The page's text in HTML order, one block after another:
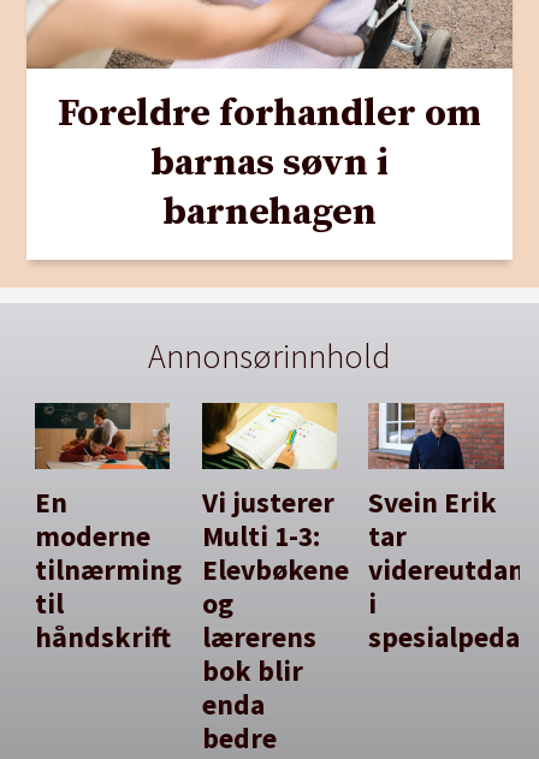
Foreldre forhandler om
barnas søvn i
barnehagen
Annonsørinnhold
En
moderne
tilnærming
til
håndskrift
Vi justerer
Multi 1-3:
Elevbøkene
og
lærerens
bok blir
enda
bedre
Svein Erik
tar
i